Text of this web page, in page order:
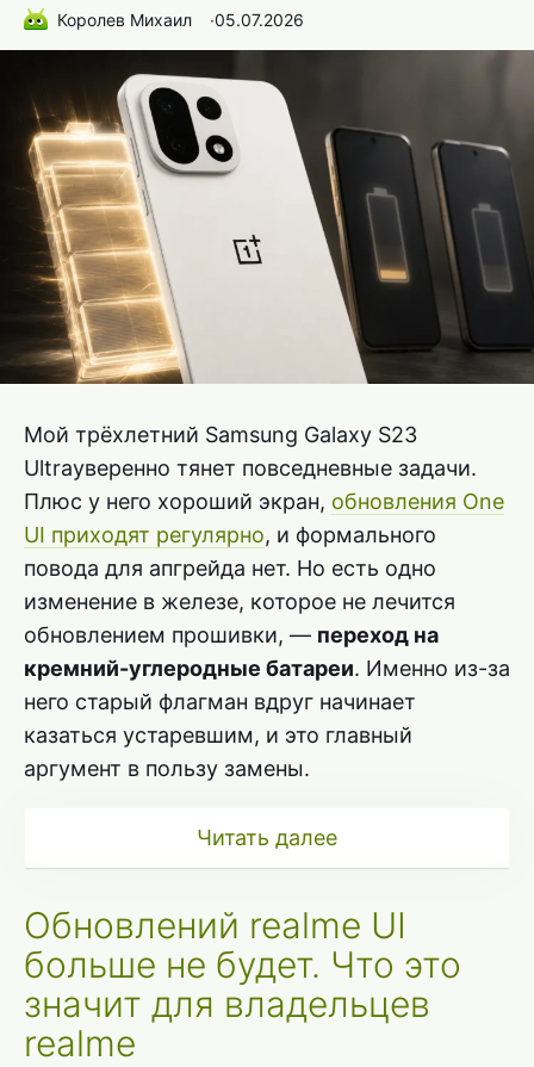
Королев Михаил ∙05.07.2026
Мой трёхлетний Samsung Galaxy S23
Ultraуверенно тянет повседневные задачи.
Плюс у него хороший экран, обновления One
UI приходят регулярно, и формального
повода для апгрейда нет. Но есть одно
изменение в железе, которое не лечится
обновлением прошивки, — переход на
кремний-углеродные батареи. Именно из-за
него старый флагман вдруг начинает
казаться устаревшим, и это главный
аргумент в пользу замены.
Читать далее
Обновлений realme UI
больше не будет. Что это
значит для владельцев
realme